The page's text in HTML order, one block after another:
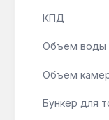
При
качества —
упрощает
КПД
Объем воды
Объем
Бункер для